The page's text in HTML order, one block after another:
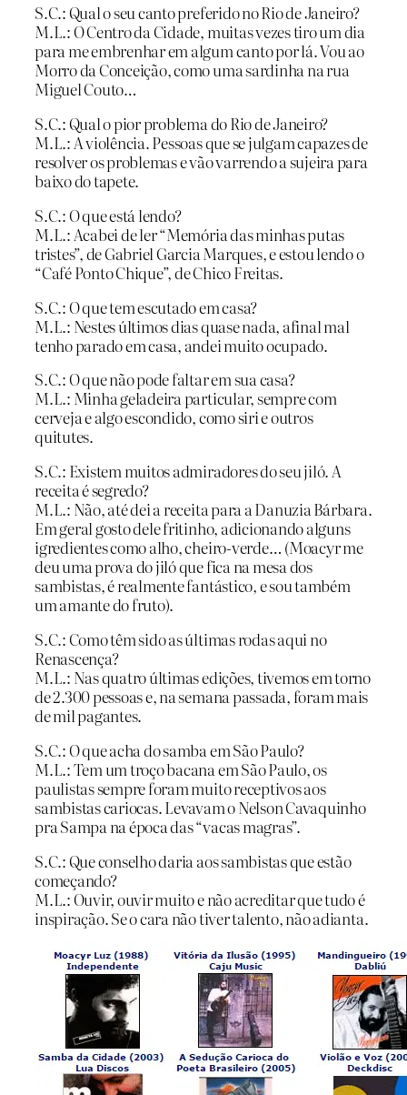
S.C.: Qual o seu canto preferido no Rio de Janeiro?
M.L.: O Centro da Cidade, muitas vezes tiro um dia
para me embrenhar em algum canto por lá. Vou ao
Morro da Conceição, como uma sardinha na rua
Miguel Couto…
S.C.: Qual o pior problema do Rio de Janeiro?
M.L.: A violência. Pessoas que se julgam capazes de
resolver os problemas e vão varrendo a sujeira para
baixo do tapete.
S.C.: O que está lendo?
M.L.: Acabei de ler “Memória das minhas putas
tristes”, de Gabriel Garcia Marques, e estou lendo o
“Café Ponto Chique”, de Chico Freitas.
S.C.: O que tem escutado em casa?
M.L.: Nestes últimos dias quase nada, afinal mal
tenho parado em casa, andei muito ocupado.
S.C.: O que não pode faltar em sua casa?
M.L.: Minha geladeira particular, sempre com
cerveja e algo escondido, como siri e outros
quitutes.
S.C.: Existem muitos admiradores do seu jiló. A
receita é segredo?
M.L.: Não, até dei a receita para a Danuzia Bárbara.
Em geral gosto dele fritinho, adicionando alguns
igredientes como alho, cheiro-verde… (Moacyr me
deu uma prova do jiló que fica na mesa dos
sambistas, é realmente fantástico, e sou também
um amante do fruto).
S.C.: Como têm sido as últimas rodas aqui no
Renascença?
M.L.: Nas quatro últimas edições, tivemos em torno
de 2.300 pessoas e, na semana passada, foram mais
de mil pagantes.
S.C.: O que acha do samba em São Paulo?
M.L.: Tem um troço bacana em São Paulo, os
paulistas sempre foram muito receptivos aos
sambistas cariocas. Levavam o Nelson Cavaquinho
pra Sampa na época das “vacas magras”.
S.C.: Que conselho daria aos sambistas que estão
começando?
M.L.: Ouvir, ouvir muito e não acreditar que tudo é
inspiração. Se o cara não tiver talento, não adianta.